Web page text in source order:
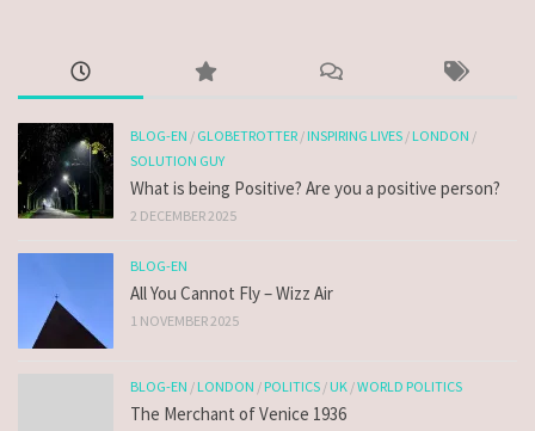
BLOG-EN / GLOBETROTTER /INSPIRING LIVES /LONDON /
SOLUTION GUY
What is being Positive? Are you a positive person?
2 DECEMBER 2025
BLOG-EN
All You Cannot Fly – Wizz Air
1 NOVEMBER 2025
BLOG-EN /LONDON /POLITICS /UK /WORLD POLITICS
The Merchant of Venice 1936